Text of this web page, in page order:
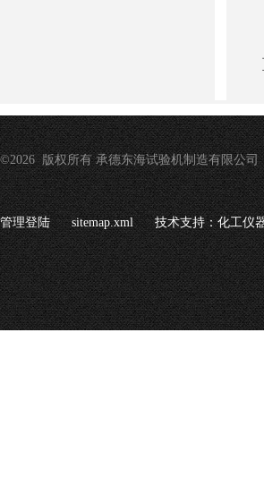
©2026 版权所有 承德东海试验机制造有限公司
管理登陆 sitemap.xml 技术支持：化工仪